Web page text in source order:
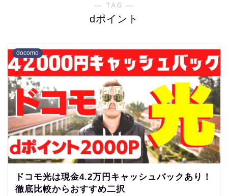
― TAG ―
dポイント
docomo
ドコモ光は現金4.2万円キャッシュバックあり！
徹底比較からおすすめ二択